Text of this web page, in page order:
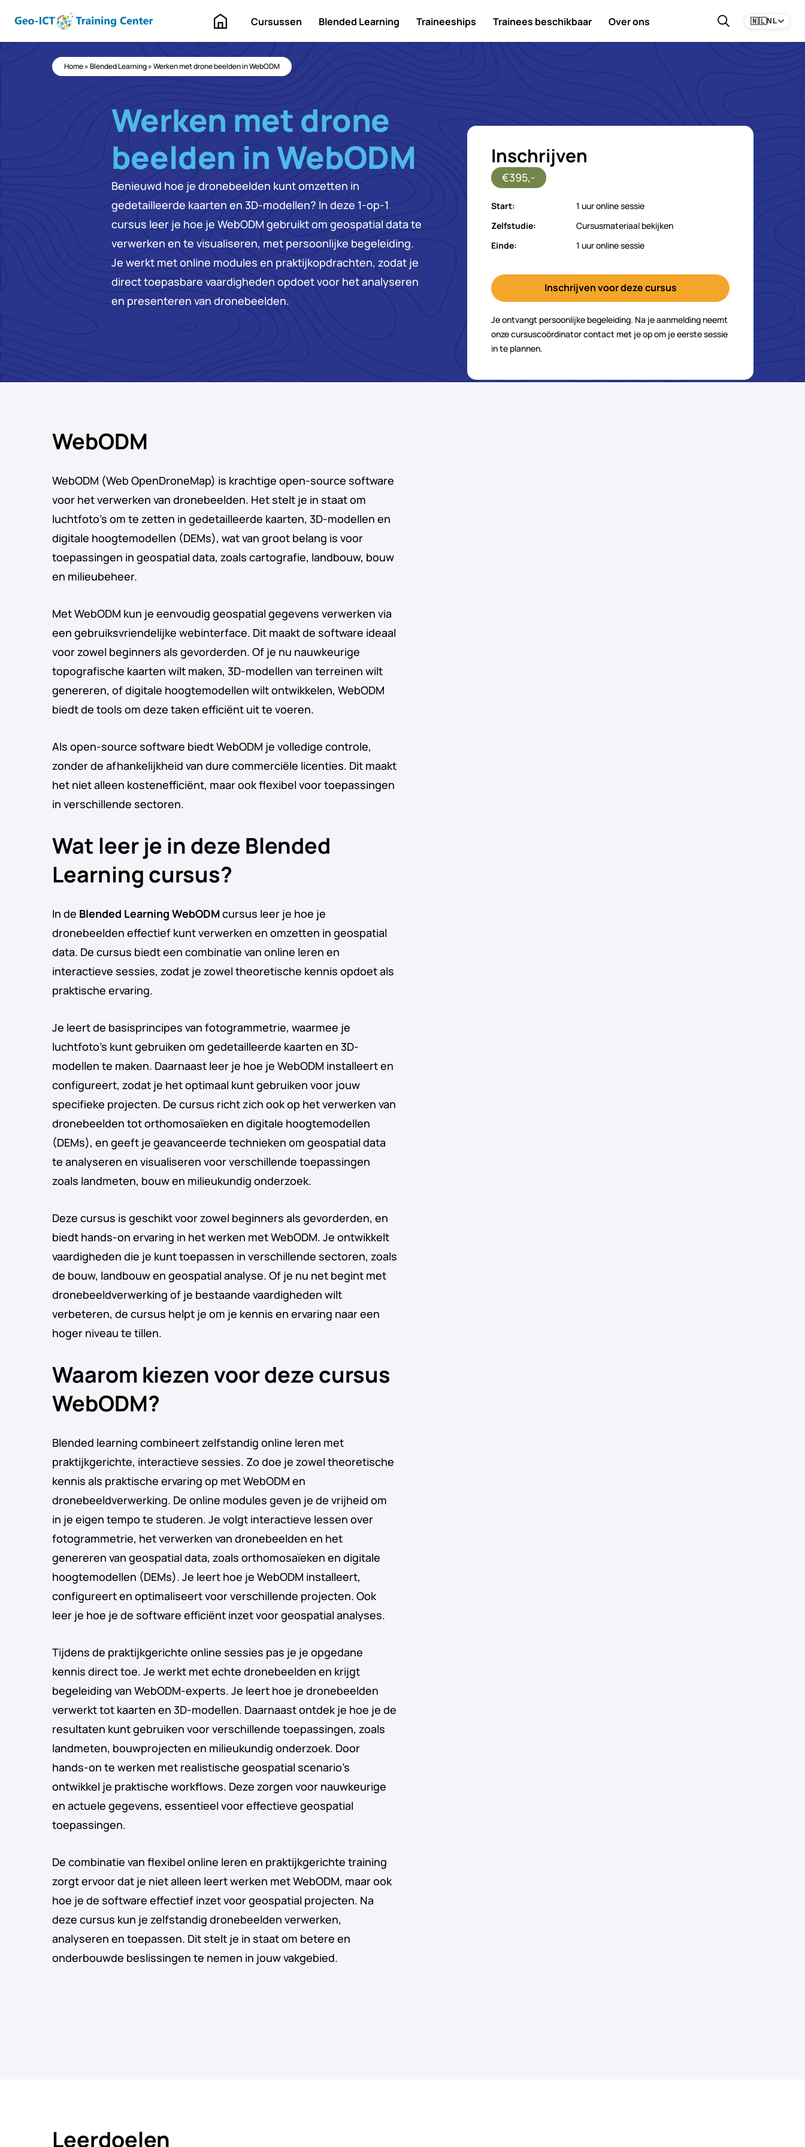
Home Cursussen Blended Learning Traineeships Trainees beschikbaar Over ons 🇳🇱NL
Home»Blended Learning»Werken met drone beelden in WebODM
Werken met drone
beelden in WebODM
Benieuwd hoe je dronebeelden kunt omzetten in
gedetailleerde kaarten en 3D-modellen? In deze 1-op-1
cursus leer je hoe je WebODM gebruikt om geospatial data te
verwerken en te visualiseren, met persoonlijke begeleiding.
Je werkt met online modules en praktijkopdrachten, zodat je
direct toepasbare vaardigheden opdoet voor het analyseren
en presenteren van dronebeelden.
WebODM
WebODM (Web OpenDroneMap) is krachtige open-source software
voor het verwerken van dronebeelden. Het stelt je in staat om
luchtfoto’s om te zetten in gedetailleerde kaarten, 3D-modellen en
digitale hoogtemodellen (DEMs), wat van groot belang is voor
toepassingen in geospatial data, zoals cartografie, landbouw, bouw
en milieubeheer.
Met WebODM kun je eenvoudig geospatial gegevens verwerken via
een gebruiksvriendelijke webinterface. Dit maakt de software ideaal
voor zowel beginners als gevorderden. Of je nu nauwkeurige
topografische kaarten wilt maken, 3D-modellen van terreinen wilt
genereren, of digitale hoogtemodellen wilt ontwikkelen, WebODM
biedt de tools om deze taken efficiënt uit te voeren.
Als open-source software biedt WebODM je volledige controle,
zonder de afhankelijkheid van dure commerciële licenties. Dit maakt
het niet alleen kostenefficiënt, maar ook flexibel voor toepassingen
in verschillende sectoren.
Wat leer je in deze Blended
Learning cursus?
In de Blended Learning WebODMcursus leer je hoe je
dronebeelden effectief kunt verwerken en omzetten in geospatial
data. De cursus biedt een combinatie van online leren en
interactieve sessies, zodat je zowel theoretische kennis opdoet als
praktische ervaring.
Je leert de basisprincipes van fotogrammetrie, waarmee je
luchtfoto’s kunt gebruiken om gedetailleerde kaarten en 3D-
modellen te maken. Daarnaast leer je hoe je WebODM installeert en
configureert, zodat je het optimaal kunt gebruiken voor jouw
specifieke projecten. De cursus richt zich ook op het verwerken van
dronebeelden tot orthomosaïeken en digitale hoogtemodellen
(DEMs), en geeft je geavanceerde technieken om geospatial data
te analyseren en visualiseren voor verschillende toepassingen
zoals landmeten, bouw en milieukundig onderzoek.
Deze cursus is geschikt voor zowel beginners als gevorderden, en
biedt hands-on ervaring in het werken met WebODM. Je ontwikkelt
vaardigheden die je kunt toepassen in verschillende sectoren, zoals
de bouw, landbouw en geospatial analyse. Of je nu net begint met
dronebeeldverwerking of je bestaande vaardigheden wilt
verbeteren, de cursus helpt je om je kennis en ervaring naar een
hoger niveau te tillen.
Waarom kiezen voor deze cursus
WebODM?
Blended learning combineert zelfstandig online leren met
praktijkgerichte, interactieve sessies. Zo doe je zowel theoretische
kennis als praktische ervaring op met WebODM en
dronebeeldverwerking. De online modules geven je de vrijheid om
in je eigen tempo te studeren. Je volgt interactieve lessen over
fotogrammetrie, het verwerken van dronebeelden en het
genereren van geospatial data, zoals orthomosaïeken en digitale
hoogtemodellen (DEMs). Je leert hoe je WebODM installeert,
configureert en optimaliseert voor verschillende projecten. Ook
leer je hoe je de software efficiënt inzet voor geospatial analyses.
Tijdens de praktijkgerichte online sessies pas je je opgedane
kennis direct toe. Je werkt met echte dronebeelden en krijgt
begeleiding van WebODM-experts. Je leert hoe je dronebeelden
verwerkt tot kaarten en 3D-modellen. Daarnaast ontdek je hoe je de
resultaten kunt gebruiken voor verschillende toepassingen, zoals
landmeten, bouwprojecten en milieukundig onderzoek. Door
hands-on te werken met realistische geospatial scenario’s
ontwikkel je praktische workflows. Deze zorgen voor nauwkeurige
en actuele gegevens, essentieel voor effectieve geospatial
toepassingen.
De combinatie van flexibel online leren en praktijkgerichte training
zorgt ervoor dat je niet alleen leert werken met WebODM, maar ook
hoe je de software effectief inzet voor geospatial projecten. Na
deze cursus kun je zelfstandig dronebeelden verwerken,
analyseren en toepassen. Dit stelt je in staat om betere en
onderbouwde beslissingen te nemen in jouw vakgebied.
Inschrijven
€395,-
Start:
1 uur online sessie
Zelfstudie:
Cursusmateriaal bekijken
Einde:
1 uur online sessie
Inschrijven voor deze cursus
Je ontvangt persoonlijke begeleiding. Na je aanmelding neemt
onze cursuscoördinator contact met je op om je eerste sessie
in te plannen.
Leerdoelen